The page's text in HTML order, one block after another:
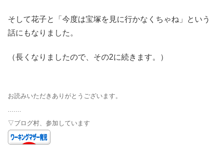
そして花子と「今度は宝塚を見に行かなくちゃね」という
話にもなりました。
（長くなりましたので、その2に続きます。）
お読みいただきありがとうございます。
▽ブログ村、参加しています